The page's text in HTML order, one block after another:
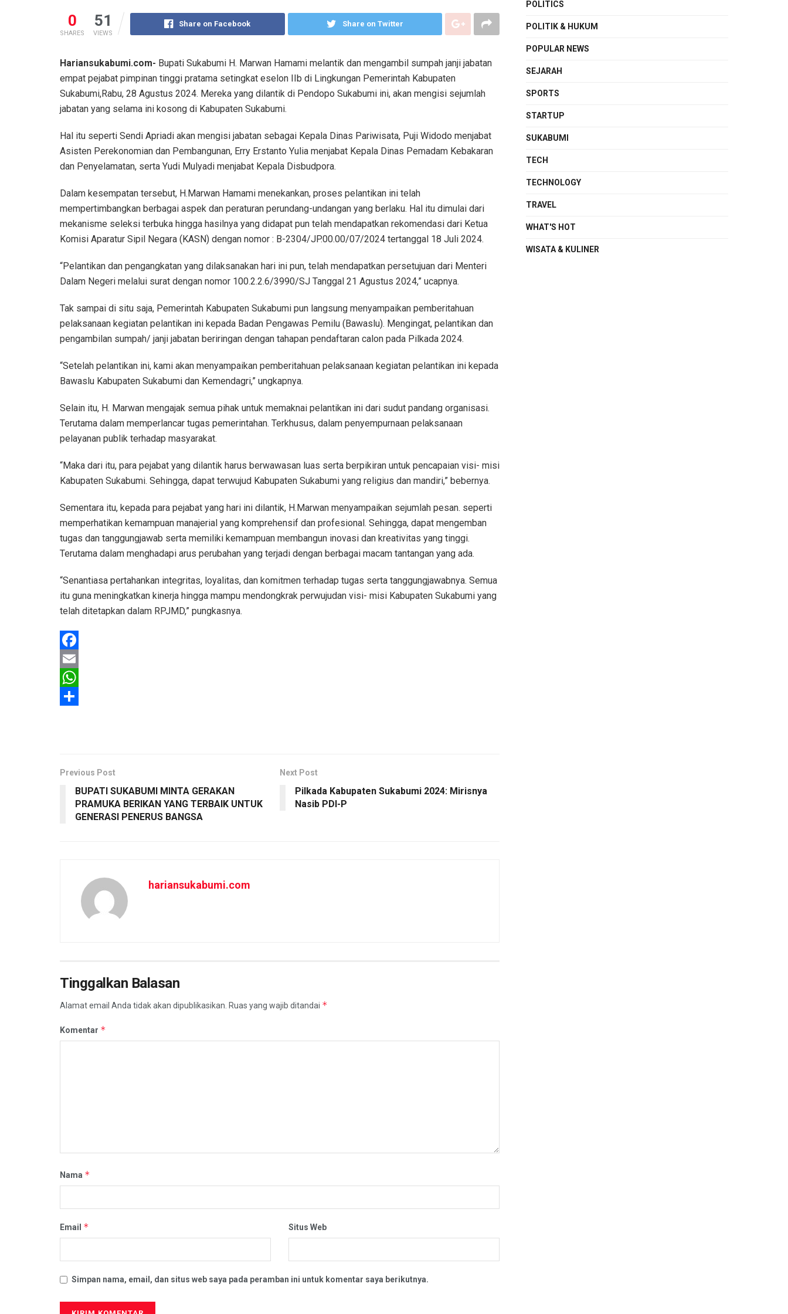
0
SHARES
51
VIEWS
Share on Facebook Share on Twitter
Hariansukabumi.com- Bupati Sukabumi H. Marwan Hamami melantik dan mengambil sumpah janji jabatan
empat pejabat pimpinan tinggi pratama setingkat eselon IIb di Lingkungan Pemerintah Kabupaten
Sukabumi,Rabu, 28 Agustus 2024. Mereka yang dilantik di Pendopo Sukabumi ini, akan mengisi sejumlah
jabatan yang selama ini kosong di Kabupaten Sukabumi.
Hal itu seperti Sendi Apriadi akan mengisi jabatan sebagai Kepala Dinas Pariwisata, Puji Widodo menjabat
Asisten Perekonomian dan Pembangunan, Erry Erstanto Yulia menjabat Kepala Dinas Pemadam Kebakaran
dan Penyelamatan, serta Yudi Mulyadi menjabat Kepala Disbudpora.
Dalam kesempatan tersebut, H.Marwan Hamami menekankan, proses pelantikan ini telah
mempertimbangkan berbagai aspek dan peraturan perundang-undangan yang berlaku. Hal itu dimulai dari
mekanisme seleksi terbuka hingga hasilnya yang didapat pun telah mendapatkan rekomendasi dari Ketua
Komisi Aparatur Sipil Negara (KASN) dengan nomor : B-2304/JP.00.00/07/2024 tertanggal 18 Juli 2024.
“Pelantikan dan pengangkatan yang dilaksanakan hari ini pun, telah mendapatkan persetujuan dari Menteri
Dalam Negeri melalui surat dengan nomor 100.2.2.6/3990/SJ Tanggal 21 Agustus 2024,” ucapnya.
Tak sampai di situ saja, Pemerintah Kabupaten Sukabumi pun langsung menyampaikan pemberitahuan
pelaksanaan kegiatan pelantikan ini kepada Badan Pengawas Pemilu (Bawaslu). Mengingat, pelantikan dan
pengambilan sumpah/ janji jabatan beriringan dengan tahapan pendaftaran calon pada Pilkada 2024.
“Setelah pelantikan ini, kami akan menyampaikan pemberitahuan pelaksanaan kegiatan pelantikan ini kepada
Bawaslu Kabupaten Sukabumi dan Kemendagri,” ungkapnya.
Selain itu, H. Marwan mengajak semua pihak untuk memaknai pelantikan ini dari sudut pandang organisasi.
Terutama dalam memperlancar tugas pemerintahan. Terkhusus, dalam penyempurnaan pelaksanaan
pelayanan publik terhadap masyarakat.
“Maka dari itu, para pejabat yang dilantik harus berwawasan luas serta berpikiran untuk pencapaian visi- misi
Kabupaten Sukabumi. Sehingga, dapat terwujud Kabupaten Sukabumi yang religius dan mandiri,” bebernya.
Sementara itu, kepada para pejabat yang hari ini dilantik, H.Marwan menyampaikan sejumlah pesan. seperti
memperhatikan kemampuan manajerial yang komprehensif dan profesional. Sehingga, dapat mengemban
tugas dan tanggungjawab serta memiliki kemampuan membangun inovasi dan kreativitas yang tinggi.
Terutama dalam menghadapi arus perubahan yang terjadi dengan berbagai macam tantangan yang ada.
“Senantiasa pertahankan integritas, loyalitas, dan komitmen terhadap tugas serta tanggungjawabnya. Semua
itu guna meningkatkan kinerja hingga mampu mendongkrak perwujudan visi- misi Kabupaten Sukabumi yang
telah ditetapkan dalam RPJMD,” pungkasnya.
F
a
c
o
E
m
W
s
rPrevious Post
BUPATI SUKABUMI MINTA GERAKAN
PRAMUKA BERIKAN YANG TERBAIK UNTUK
GENERASI PENERUS BANGSA
Next Post
Pilkada Kabupaten Sukabumi 2024: Mirisnya
Nasib PDI-P
hariansukabumi.com
Tinggalkan Balasan
Alamat email Anda tidak akan dipublikasikan. Ruas yang wajib ditandai *
Komentar *
Nama *
Email * Situs Web
Simpan nama, email, dan situs web saya pada peramban ini untuk komentar saya berikutnya.
POLITICS
POLITIK & HUKUM
POPULAR NEWS
SEJARAH
SPORTS
STARTUP
SUKABUMI
TECH
TECHNOLOGY
TRAVEL
WHAT'S HOT
WISATA & KULINER